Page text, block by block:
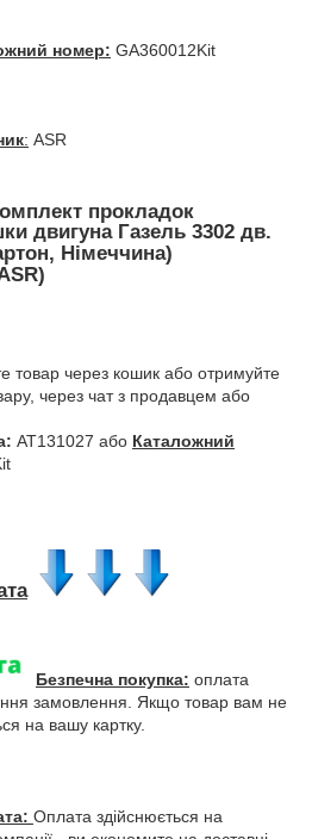
номер: GA360012Kit
: ASR
прокладок
двигуна Газель 3302 дв.
Німеччина)
товар через кошик або отримуйте
через чат з продавцем або
AT131027 або Каталожний
Безпечна покупка: оплата
замовлення. Якщо товар вам не
на вашу картку.
Оплата здійснюється на